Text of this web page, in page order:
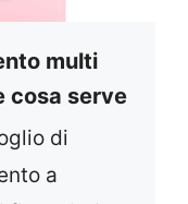
multi
cosa serve
di
a